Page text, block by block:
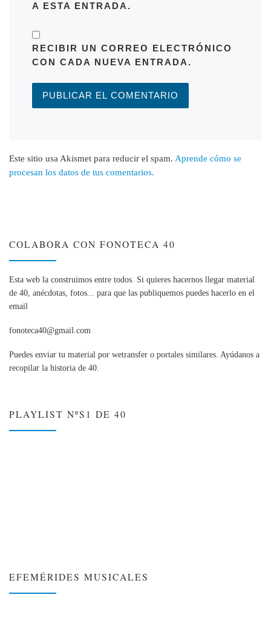
A ESTA ENTRADA.
RECIBIR UN CORREO ELECTRÓNICO
CON CADA NUEVA ENTRADA.
Este sitio usa Akismet para reducir el spam. Aprende cómo se
procesan los datos de tus comentarios.
COLABORA CON FONOTECA 40
Esta web la construimos entre todos. Si quieres hacernos llegar material
de 40, anécdotas, fotos... para que las publiquemos puedes hacerlo en el
email
fonoteca40@gmail.com
Puedes enviar tu material por wetransfer o portales similares. Ayúdanos a
recopilar la historia de 40.
PLAYLIST NºS1 DE 40
EFEMÉRIDES MUSICALES